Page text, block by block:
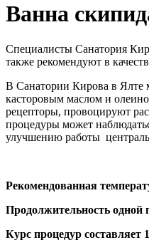
Ванна
Специалисты Санатория
также рекомендуют в
В Санатории Кирова в Ялте
касторовым маслом и
рецепторы, провоцируют
процедуры может
улучшению работы
Рекомендованная
Продолжительность одной
Курс процедур составляет